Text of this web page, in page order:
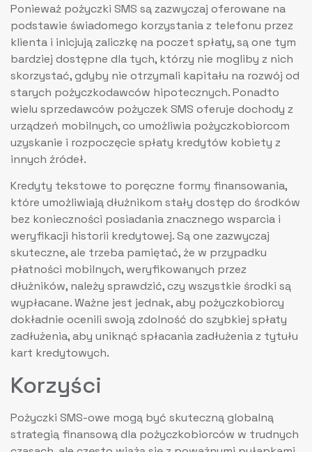
Ponieważ pożyczki SMS są zazwyczaj oferowane na
podstawie świadomego korzystania z telefonu przez
klienta i inicjują zaliczkę na poczet spłaty, są one tym
bardziej dostępne dla tych, którzy nie mogliby z nich
skorzystać, gdyby nie otrzymali kapitału na rozwój od
starych pożyczkodawców hipotecznych. Ponadto
wielu sprzedawców pożyczek SMS oferuje dochody z
urządzeń mobilnych, co umożliwia pożyczkobiorcom
uzyskanie i rozpoczęcie spłaty kredytów kobiety z
innych źródeł.
Kredyty tekstowe to poręczne formy finansowania,
które umożliwiają dłużnikom stały dostęp do środków
bez konieczności posiadania znacznego wsparcia i
weryfikacji historii kredytowej. Są one zazwyczaj
skuteczne, ale trzeba pamiętać, że w przypadku
płatności mobilnych, weryfikowanych przez
dłużników, należy sprawdzić, czy wszystkie środki są
wypłacane. Ważne jest jednak, aby pożyczkobiorcy
dokładnie ocenili swoją zdolność do szybkiej spłaty
zadłużenia, aby uniknąć spłacania zadłużenia z tytułu
kart kredytowych.
Korzyści
Pożyczki SMS-owe mogą być skuteczną globalną
strategią finansową dla pożyczkobiorców w trudnych